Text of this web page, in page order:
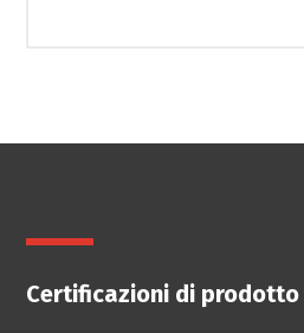
Certificazioni di prodotto